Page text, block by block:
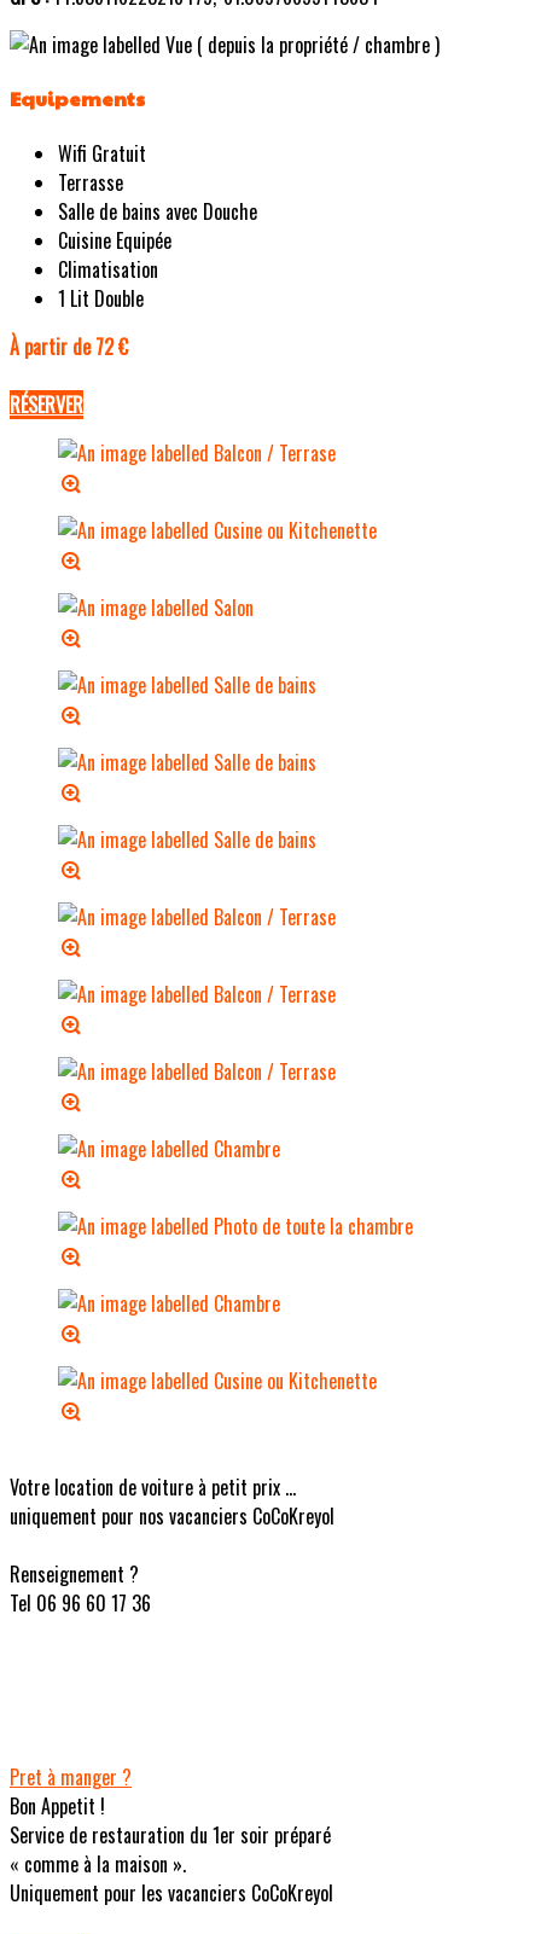
Equipements
Wifi Gratuit
Terrasse
Salle de bains avec Douche
Cuisine Equipée
Climatisation
1 Lit Double
À partir de 72 €
RÉSERVER
Votre location de voiture à petit prix ...
uniquement pour nos vacanciers CoCoKreyol
Renseignement ?
Tel 06 96 60 17 36
Pret à manger ?
Bon Appetit !
Service de restauration du 1er soir préparé
« comme à la maison ».
Uniquement pour les vacanciers CoCoKreyol